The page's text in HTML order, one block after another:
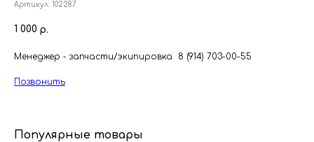
Артикул: 102287
1 000 р.
Менеджер - запчасти/экипировка 8 (914) 703-00-55
Позвонить
Популярные товары